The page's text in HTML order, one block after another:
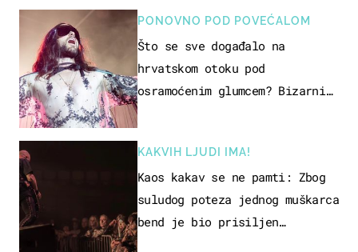
PONOVNO POD POVEĆALOM
Što se sve događalo na
hrvatskom otoku pod
osramoćenim glumcem? Bizarni
KAKVIH LJUDI IMA!
Kaos kakav se ne pamti: Zbog
suludog poteza jednog muškarca
bend je bio prisiljen